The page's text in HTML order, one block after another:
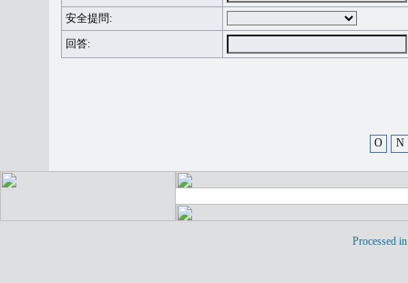
安全提問:
回答:
O N
Processed